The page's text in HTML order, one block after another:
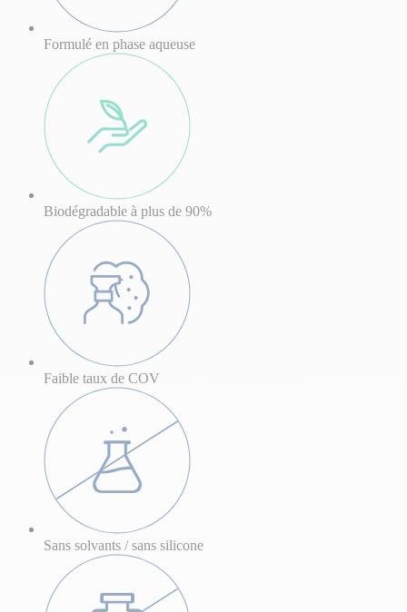
Formulé en phase aqueuse
Biodégradable à plus de 90%
Faible taux de COV
Sans solvants / sans silicone